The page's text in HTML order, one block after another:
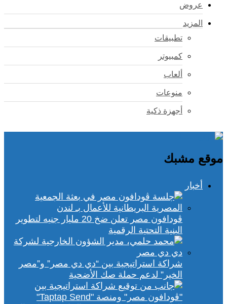
عروض
المزيد
تطبيقات
كمبيوتر
ألعاب
منوعات
أجهزة ذكية
موقع مشبك
أخبار
ڤودافون مصر تعلن ضخ 20 مليار جنيه لتطوير
البنية التحتية الرقمية
شراكة استراتيجية بين “دي دي مصر” و”مصر
الخير” لدعم حملة صك الأضحية